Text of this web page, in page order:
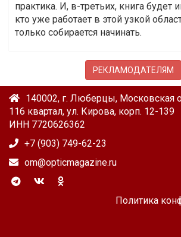
практика. И, в-третьих, книга будет
кто уже работает в этой узкой
только собирается начинать.
РЕКЛАМОДАТЕЛЯМ
140002, г. Люберцы, Московская
116 квартал, ул. Кирова, корп. 12-139
ИНН 7720626362
+7 (903) 749-62-23
om@opticmagazine.ru
Политика